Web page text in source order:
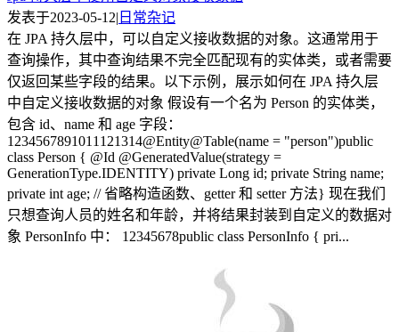
发表于2023-05-12| 日常杂记
在 JPA 持久层中，可以自定义接收数据的对象。这通常用于
查询操作，其中查询结果不完全匹配现有的实体类，或者需要
仅返回某些字段的结果。以下示例，展示如何在 JPA 持久层
中自定义接收数据的对象 假设有一个名为 Person 的实体类，
包含 id、name 和 age 字段：
1234567891011121314@Entity@Table(name = "person")public
class Person { @Id @GeneratedValue(strategy =
GenerationType.IDENTITY) private Long id; private String name;
private int age; // 省略构造函数、getter 和 setter 方法} 现在我们
只想查询人员的姓名和年龄，并将结果封装到自定义的数据对
象 PersonInfo 中： 12345678public class PersonInfo { pri...